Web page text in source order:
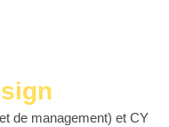
de management) et CY